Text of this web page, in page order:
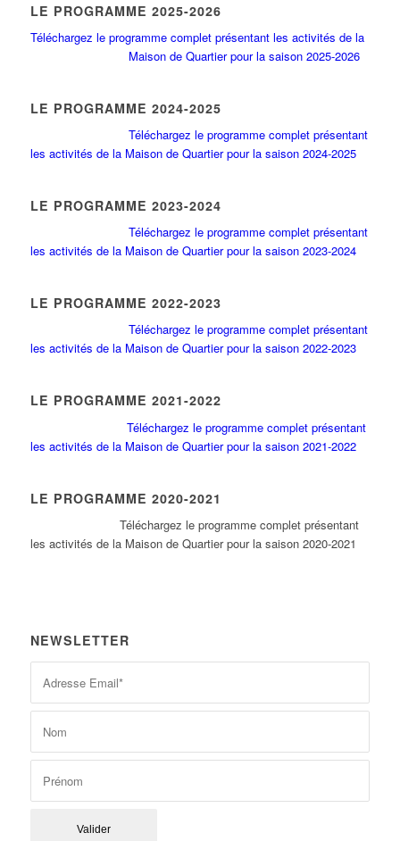
LE PROGRAMME 2025-2026
Téléchargez le programme complet présentant les activités de la
Maison de Quartier pour la saison 2025-2026
LE PROGRAMME 2024-2025
Téléchargez le programme complet présentant
les activités de la Maison de Quartier pour la saison 2024-2025
LE PROGRAMME 2023-2024
Téléchargez le programme complet présentant
les activités de la Maison de Quartier pour la saison 2023-2024
LE PROGRAMME 2022-2023
Téléchargez le programme complet présentant
les activités de la Maison de Quartier pour la saison 2022-2023
LE PROGRAMME 2021-2022
Téléchargez le programme complet présentant
les activités de la Maison de Quartier pour la saison 2021-2022
LE PROGRAMME 2020-2021
Téléchargez le programme complet présentant
les activités de la Maison de Quartier pour la saison 2020-2021
NEWSLETTER